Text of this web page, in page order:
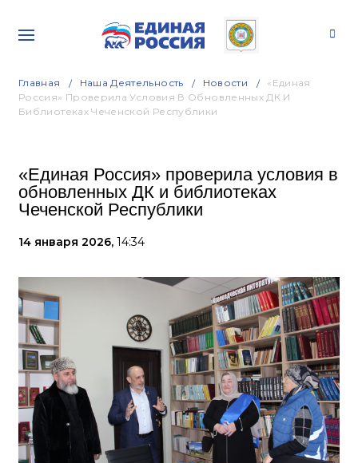
Главная Наша Деятельность Новости
«Единая
Россия» Проверила Условия В Обновленных ДК И
Библиотеках Чеченской Республики
«Единая Россия» проверила условия в
обновленных ДК и библиотеках
Чеченской Республики
14 января 2026, 14:34